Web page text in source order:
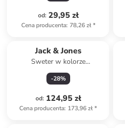
od: 29,95 zł
Cena producenta: 78,26 zł*
Jack & Jones
Sweter w kolorze
ciemnozielonym
-28%
od: 124,95 zł
Cena producenta: 173,96 zł*